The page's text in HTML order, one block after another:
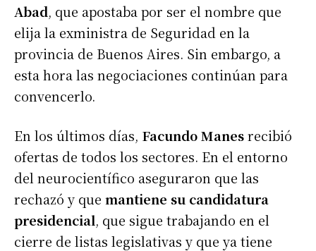
Abad, que apostaba por ser el nombre que
elija la exministra de Seguridad en la
provincia de Buenos Aires. Sin embargo, a
esta hora las negociaciones continúan para
convencerlo.
En los últimos días, Facundo Manesrecibió
ofertas de todos los sectores. En el entorno
del neurocientífico aseguraron que las
rechazó y que mantiene su candidatura
presidencial, que sigue trabajando en el
cierre de listas legislativas y que ya tiene